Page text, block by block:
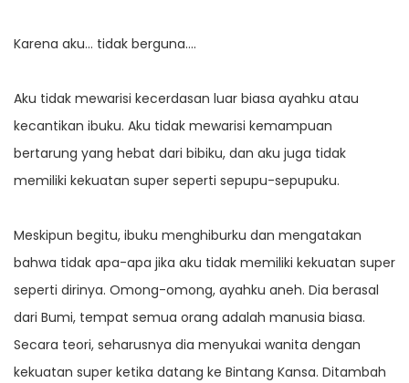
Karena aku… tidak berguna….
Aku tidak mewarisi kecerdasan luar biasa ayahku atau
kecantikan ibuku. Aku tidak mewarisi kemampuan
bertarung yang hebat dari bibiku, dan aku juga tidak
memiliki kekuatan super seperti sepupu-sepupuku.
Meskipun begitu, ibuku menghiburku dan mengatakan
bahwa tidak apa-apa jika aku tidak memiliki kekuatan super
seperti dirinya. Omong-omong, ayahku aneh. Dia berasal
dari Bumi, tempat semua orang adalah manusia biasa.
Secara teori, seharusnya dia menyukai wanita dengan
kekuatan super ketika datang ke Bintang Kansa. Ditambah